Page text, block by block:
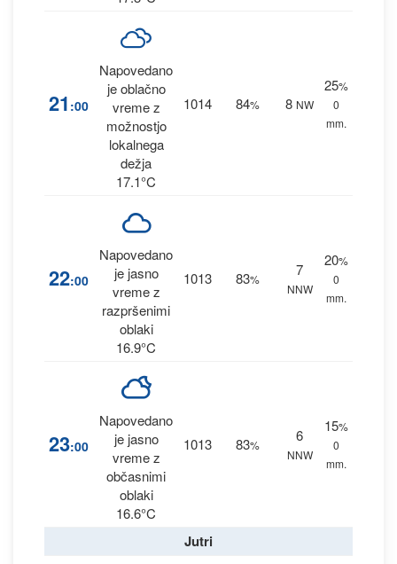
21 :00
Napovedano
je oblačno
vreme z
možnostjo
lokalnega
dežja
17.1°C
1014 84% 8 NW
25%
0
mm.
22:00
Napovedano
je jasno
vreme z
razpršenimi
oblaki
16.9°C
1013 83%
7
NNW
20%
0
mm.
23:00
Napovedano
je jasno
vreme z
občasnimi
oblaki
16.6°C
1013 83%
6
NNW
15%
0
mm.
Jutri